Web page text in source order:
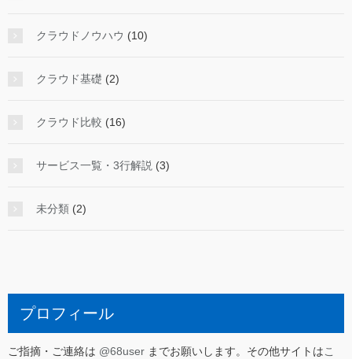
クラウドノウハウ (10)
クラウド基礎 (2)
クラウド比較 (16)
サービス一覧・3行解説 (3)
未分類 (2)
プロフィール
ご指摘・ご連絡は @68user までお願いします。その他サイトはこ